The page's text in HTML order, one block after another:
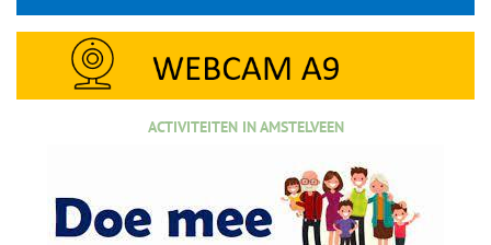
ACTIVITEITEN IN AMSTELVEEN